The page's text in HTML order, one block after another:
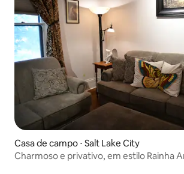
Casa de campo ⋅ Salt Lake City
Charmoso e privativo, em estilo Rainha